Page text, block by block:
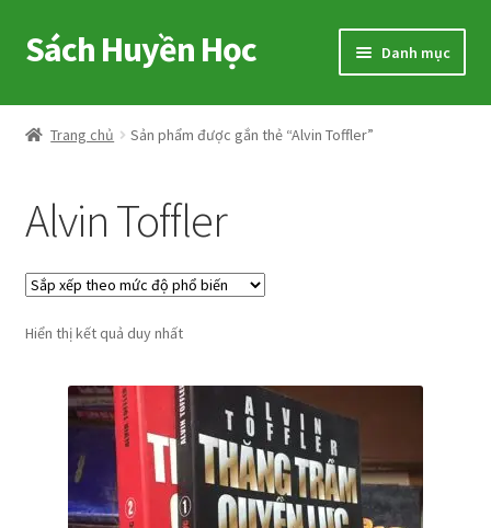
Đi
đến
hướng
Chuyển
đến
dung
Sách Huyền Học Danh mục
Home
Shop
Voucher
Hướng Dẫn
My account
Trang chủ Sản phẩm được gắn thẻ “Alvin Toffler”
Alvin Toffler
Hiển thị kết quả duy nhất